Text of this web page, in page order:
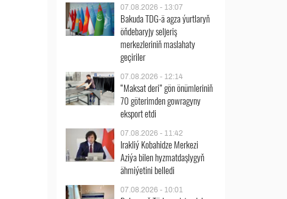
07.08.2026 - 13:07
Bakuda TDG-ä agza ýurtlaryň
öňdebaryjy seljeriş
merkezleriniň maslahaty
geçiriler
07.08.2026 - 12:14
“Maksat deri” gön önümleriniň
70 göterimden gowragyny
eksport etdi
07.08.2026 - 11:42
Irakliý Kobahidze Merkezi
Aziýa bilen hyzmatdaşlygyň
ähmiýetini belledi
07.08.2026 - 10:01